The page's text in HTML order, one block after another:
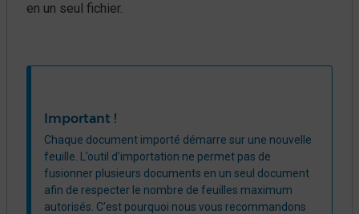
en un seul fichier.
Important !
Chaque document importé démarre sur une nouvelle
feuille. L’outil d’importation ne permet pas de
fusionner plusieurs documents en un seul document
afin de respecter le nombre de feuilles maximum
autorisés. C’est pourquoi nous vous recommandons